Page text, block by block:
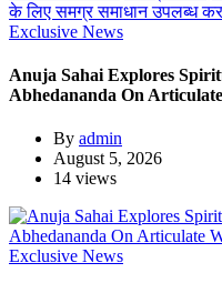
Exclusive News
Anuja Sahai Explores
Abhedananda On
By admin
August 5, 2026
14 views
Exclusive News